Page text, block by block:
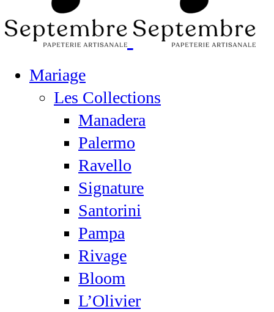
Mariage
Les Collections
Manadera
Palermo
Ravello
Signature
Santorini
Pampa
Rivage
Bloom
L’Olivier